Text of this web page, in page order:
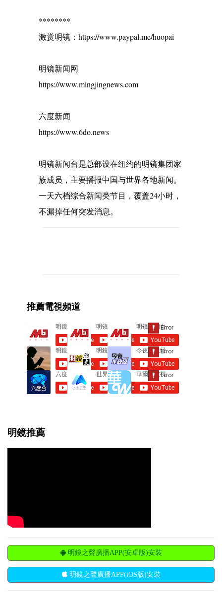
********
激赏明镜：https://www.paypal.me/huopai
明镜新闻网
https://www.mingjingnews.com
六度新闻
https://www.6do.news
明镜新闻台是总部设在纽约的明镜集团家
族成员，主要播报中国与世界各地新闻。
一天六档综合新闻类节目，覆盖24小时，
不漏掉任何突发消息。
n
t
s
推薦電視頻道
明鏡推薦
明鏡之聲廣播APP(安卓版)安裝
明鏡之聲廣播APP(iOS版)安裝